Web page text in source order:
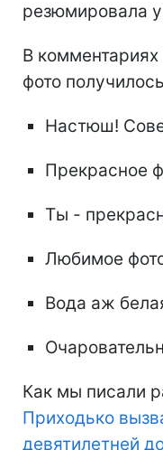
резюмировала
В комментариях
фото
Настюш!
Прекрасное
Ты -
Любимое
Вода аж
Как мы писали
Приходько
девятилетней